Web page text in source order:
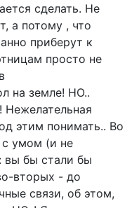
сделать. Не
а потому , что
приберут к
просто не
на земле! НО..
этим понимать.. Во
умом (и не
бы стали бы
вторых - до
связи, об этом,